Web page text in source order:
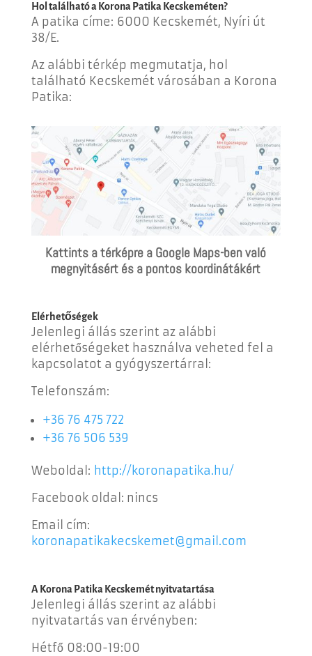
Hol található a Korona Patika Kecskeméten?
A patika címe: 6000 Kecskemét, Nyíri út
38/E.
Az alábbi térkép megmutatja, hol
található Kecskemét városában a Korona
Patika:
Kattints a térképre a Google Maps-ben való
megnyitásért és a pontos koordinátákért
Elérhetőségek
Jelenlegi állás szerint az alábbi
elérhetőségeket használva veheted fel a
kapcsolatot a gyógyszertárral:
Telefonszám:
+36 76 475 722
+36 76 506 539
Weboldal: http://koronapatika.hu/
Facebook oldal: nincs
Email cím:
koronapatikakecskemet@gmail.com
A Korona Patika Kecskemét nyitvatartása
Jelenlegi állás szerint az alábbi
nyitvatartás van érvényben:
Hétfő 08:00-19:00